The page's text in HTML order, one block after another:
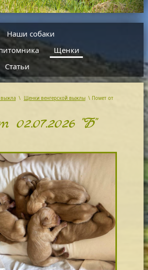
Наши собаки
Щенки
Статьи
выжла \ Щенки венгерской выжлы \ Помет от
"Б"